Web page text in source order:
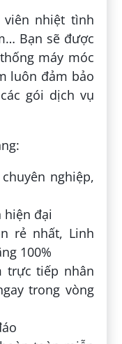
nhiệt tình
Bạn sẽ được
máy móc
luôn đảm bảo
gói dịch vụ
nghiệp,
hiện đại
rẻ nhất, Linh
100%
trực tiếp nhân
trong vòng